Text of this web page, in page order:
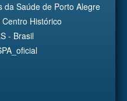
da Saúde de Porto Alegre
Histórico
- Brasil